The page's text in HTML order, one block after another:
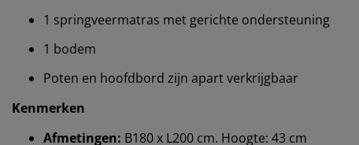
1 springveermatras met gerichte ondersteuning
1 bodem
Poten en hoofdbord zijn apart verkrijgbaar
Kenmerken
Afmetingen: B180 x L200 cm. Hoogte: 43 cm